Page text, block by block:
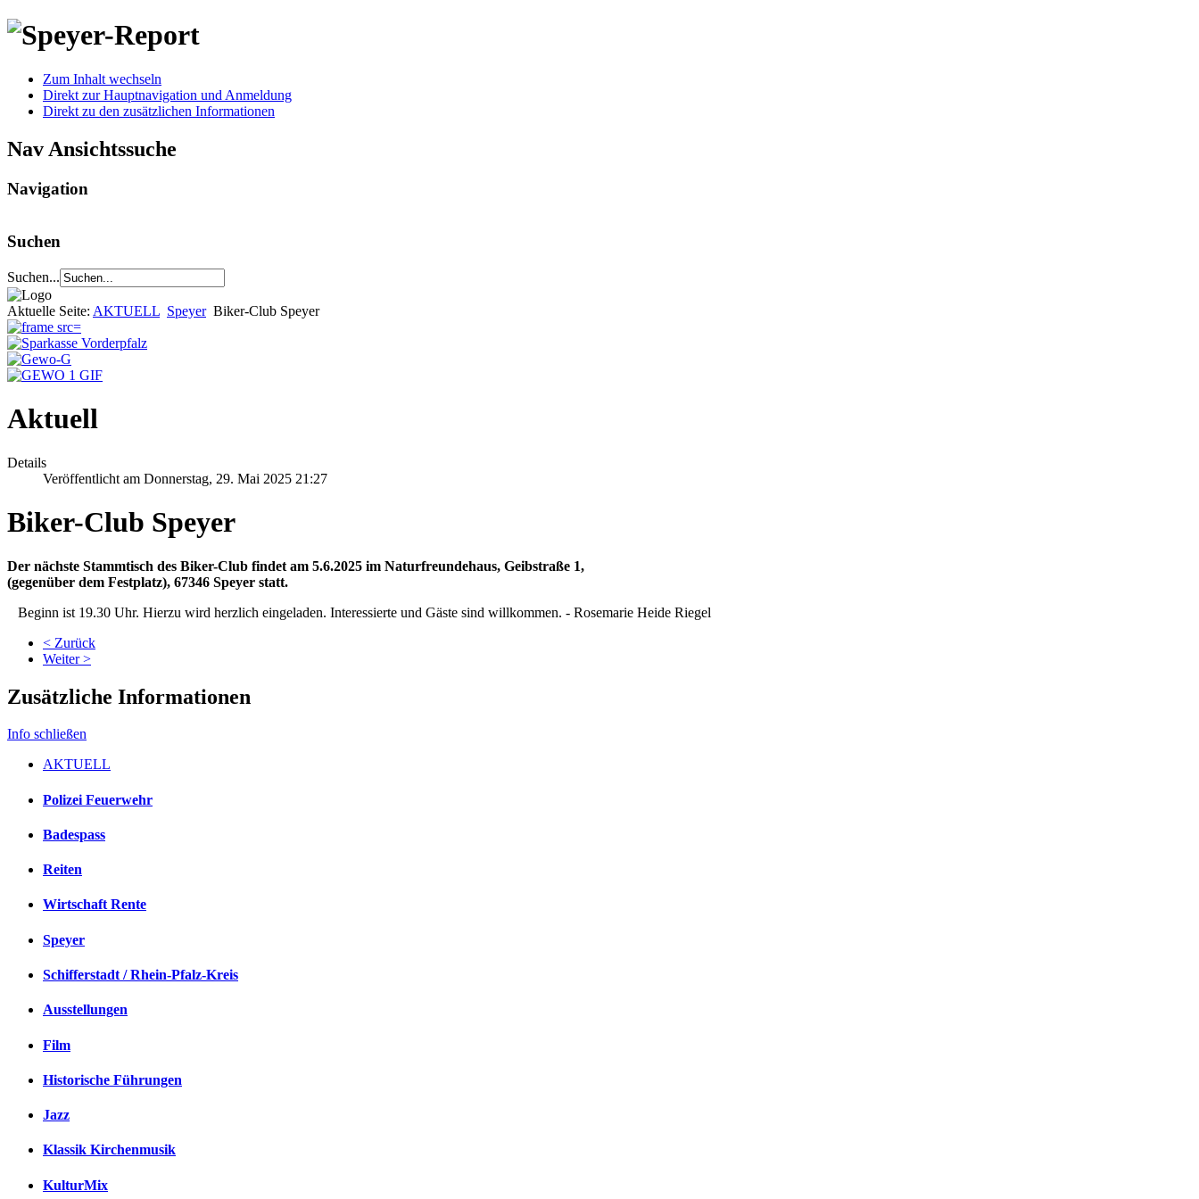
Zum Inhalt wechseln
Direkt zur Hauptnavigation und Anmeldung
Direkt zu den zusätzlichen Informationen
Nav Ansichtssuche
Navigation
Suchen
Suchen...
Aktuelle Seite: AKTUELL Speyer Biker-Club Speyer
Aktuell
Details
Veröffentlicht am Donnerstag, 29. Mai 2025 21:27
Biker-Club Speyer
Der nächste Stammtisch des Biker-Club findet am 5.6.2025 im Naturfreundehaus, Geibstraße 1,
(gegenüber dem Festplatz), 67346 Speyer statt.
Beginn ist 19.30 Uhr. Hierzu wird herzlich eingeladen. Interessierte und Gäste sind willkommen. - Rosemarie Heide Riegel
< Zurück
Weiter >
Zusätzliche Informationen
Info schließen
AKTUELL
Polizei Feuerwehr
Badespass
Reiten
Wirtschaft Rente
Speyer
Schifferstadt / Rhein-Pfalz-Kreis
Ausstellungen
Film
Historische Führungen
Jazz
Klassik Kirchenmusik
KulturMix